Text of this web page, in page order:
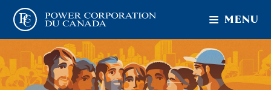
MENU